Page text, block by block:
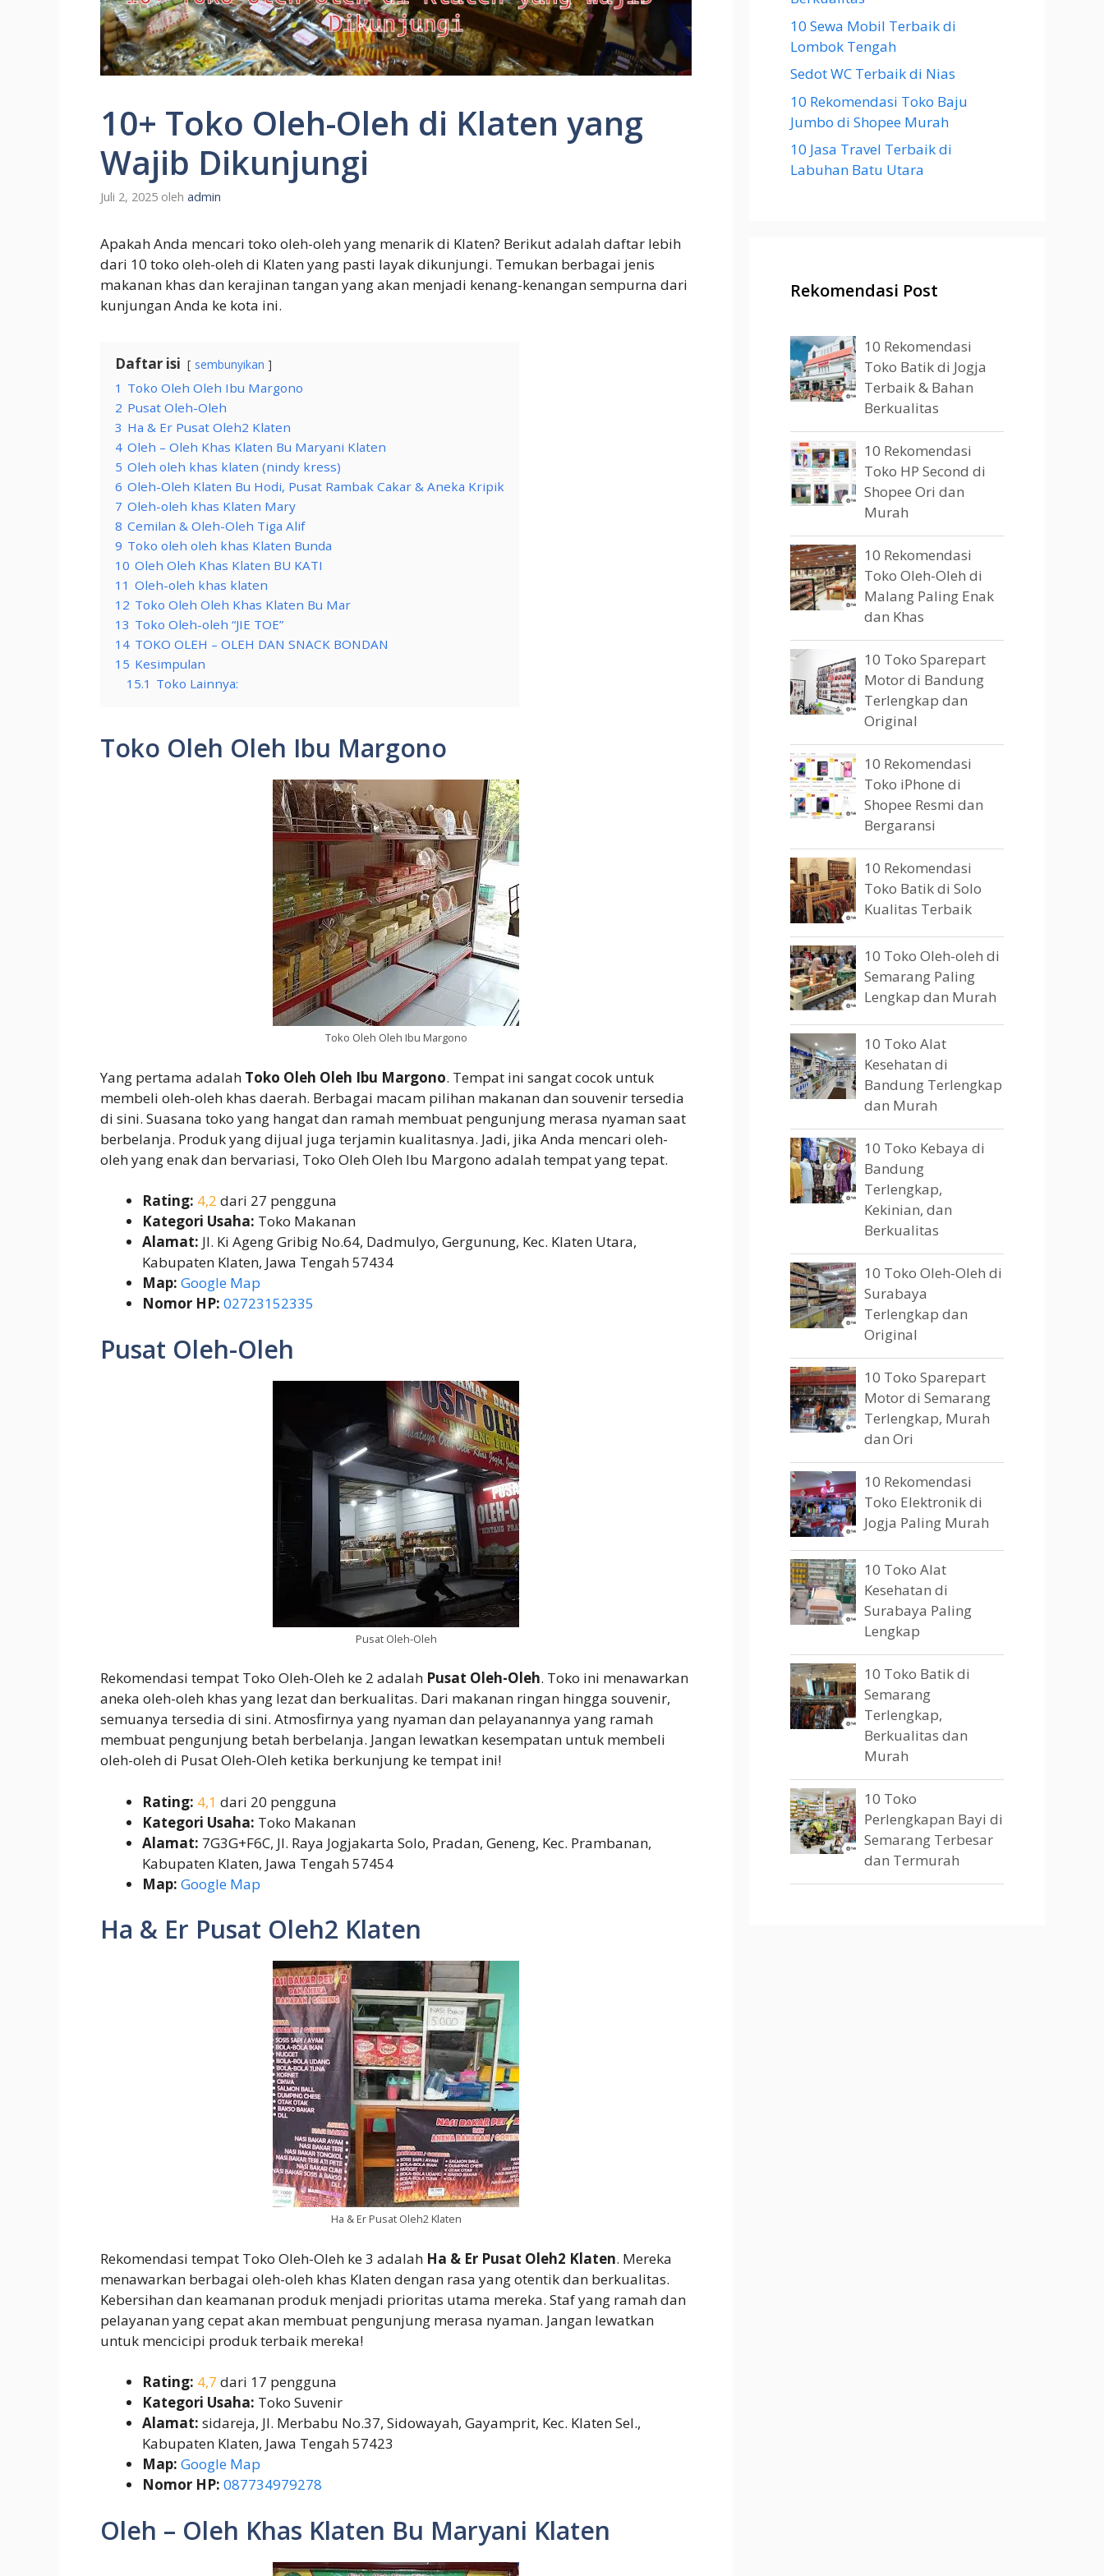
10+ Toko Oleh-Oleh di Klaten yang
Wajib Dikunjungi
Juli 2, 2025 oleh admin
Apakah Anda mencari toko oleh-oleh yang menarik di Klaten? Berikut adalah daftar lebih
dari 10 toko oleh-oleh di Klaten yang pasti layak dikunjungi. Temukan berbagai jenis
makanan khas dan kerajinan tangan yang akan menjadi kenang-kenangan sempurna dari
kunjungan Anda ke kota ini.
Daftar isi sembunyikan
1 Toko Oleh Oleh Ibu Margono
2 Pusat Oleh-Oleh
3 Ha & Er Pusat Oleh2 Klaten
4 Oleh – Oleh Khas Klaten Bu Maryani Klaten
5 Oleh oleh khas klaten (nindy kress)
6 Oleh-Oleh Klaten Bu Hodi, Pusat Rambak Cakar & Aneka Kripik
7 Oleh-oleh khas Klaten Mary
8 Cemilan & Oleh-Oleh Tiga Alif
9 Toko oleh oleh khas Klaten Bunda
10 Oleh Oleh Khas Klaten BU KATI
11 Oleh-oleh khas klaten
12 Toko Oleh Oleh Khas Klaten Bu Mar
13 Toko Oleh-oleh “JIE TOE”
14 TOKO OLEH – OLEH DAN SNACK BONDAN
15 Kesimpulan
15.1 Toko Lainnya:
Toko Oleh Oleh Ibu Margono
Toko Oleh Oleh Ibu Margono
Yang pertama adalah Toko Oleh Oleh Ibu Margono. Tempat ini sangat cocok untuk
membeli oleh-oleh khas daerah. Berbagai macam pilihan makanan dan souvenir tersedia
di sini. Suasana toko yang hangat dan ramah membuat pengunjung merasa nyaman saat
berbelanja. Produk yang dijual juga terjamin kualitasnya. Jadi, jika Anda mencari oleh-
oleh yang enak dan bervariasi, Toko Oleh Oleh Ibu Margono adalah tempat yang tepat.
Rating: 4,2 dari 27 pengguna
Kategori Usaha: Toko Makanan
Alamat: Jl. Ki Ageng Gribig No.64, Dadmulyo, Gergunung, Kec. Klaten Utara,
Kabupaten Klaten, Jawa Tengah 57434
Map: Google Map
Nomor HP: 02723152335
Pusat Oleh-Oleh
Pusat Oleh-Oleh
Rekomendasi tempat Toko Oleh-Oleh ke 2 adalah Pusat Oleh-Oleh. Toko ini menawarkan
aneka oleh-oleh khas yang lezat dan berkualitas. Dari makanan ringan hingga souvenir,
semuanya tersedia di sini. Atmosfirnya yang nyaman dan pelayanannya yang ramah
membuat pengunjung betah berbelanja. Jangan lewatkan kesempatan untuk membeli
oleh-oleh di Pusat Oleh-Oleh ketika berkunjung ke tempat ini!
Rating: 4,1 dari 20 pengguna
Kategori Usaha: Toko Makanan
Alamat: 7G3G+F6C, Jl. Raya Jogjakarta Solo, Pradan, Geneng, Kec. Prambanan,
Kabupaten Klaten, Jawa Tengah 57454
Map: Google Map
Ha & Er Pusat Oleh2 Klaten
Ha & Er Pusat Oleh2 Klaten
Rekomendasi tempat Toko Oleh-Oleh ke 3 adalah Ha & Er Pusat Oleh2 Klaten. Mereka
menawarkan berbagai oleh-oleh khas Klaten dengan rasa yang otentik dan berkualitas.
Kebersihan dan keamanan produk menjadi prioritas utama mereka. Staf yang ramah dan
pelayanan yang cepat akan membuat pengunjung merasa nyaman. Jangan lewatkan
untuk mencicipi produk terbaik mereka!
Rating: 4,7 dari 17 pengguna
Kategori Usaha: Toko Suvenir
Alamat: sidareja, Jl. Merbabu No.37, Sidowayah, Gayamprit, Kec. Klaten Sel.,
Kabupaten Klaten, Jawa Tengah 57423
Map: Google Map
Nomor HP: 087734979278
Oleh – Oleh Khas Klaten Bu Maryani Klaten
10 Sewa Mobil Terbaik di
Lombok Tengah
Sedot WC Terbaik di Nias
10 Rekomendasi Toko Baju
Jumbo di Shopee Murah
10 Jasa Travel Terbaik di
Labuhan Batu Utara
Rekomendasi Post
10 Rekomendasi
Toko Batik di Jogja
Terbaik & Bahan
Berkualitas
10 Rekomendasi
Toko HP Second di
Shopee Ori dan
Murah
10 Rekomendasi
Toko Oleh-Oleh di
Malang Paling Enak
dan Khas
10 Toko Sparepart
Motor di Bandung
Terlengkap dan
Original
10 Rekomendasi
Toko iPhone di
Shopee Resmi dan
Bergaransi
10 Rekomendasi
Toko Batik di Solo
Kualitas Terbaik
10 Toko Oleh-oleh di
Semarang Paling
Lengkap dan Murah
10 Toko Alat
Kesehatan di
Bandung Terlengkap
dan Murah
10 Toko Kebaya di
Bandung
Terlengkap,
Kekinian, dan
Berkualitas
10 Toko Oleh-Oleh di
Surabaya
Terlengkap dan
Original
10 Toko Sparepart
Motor di Semarang
Terlengkap, Murah
dan Ori
10 Rekomendasi
Toko Elektronik di
Jogja Paling Murah
10 Toko Alat
Kesehatan di
Surabaya Paling
Lengkap
10 Toko Batik di
Semarang
Terlengkap,
Berkualitas dan
Murah
10 Toko
Perlengkapan Bayi di
Semarang Terbesar
dan Termurah